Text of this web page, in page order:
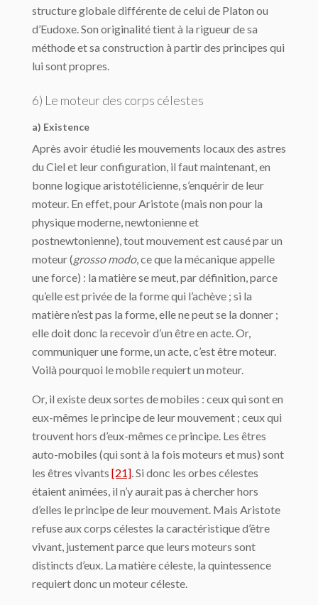
structure globale différente de celui de Platon ou
d’Eudoxe. Son originalité tient à la rigueur de sa
méthode et sa construction à partir des principes qui
lui sont propres.
6) Le moteur des corps célestes
a) Existence
Après avoir étudié les mouvements locaux des astres
du Ciel et leur configuration, il faut maintenant, en
bonne logique aristotélicienne, s’enquérir de leur
moteur. En effet, pour Aristote (mais non pour la
physique moderne, newtonienne et
postnewtonienne), tout mouvement est causé par un
moteur (grosso modo, ce que la mécanique appelle
une force) : la matière se meut, par définition, parce
qu’elle est privée de la forme qui l’achève ; si la
matière n’est pas la forme, elle ne peut se la donner ;
elle doit donc la re­cevoir d’un être en acte. Or,
communiquer une forme, un acte, c’est être moteur.
Voilà pourquoi le mobile requiert un moteur.
Or, il existe deux sortes de mobiles : ceux qui sont en
eux-mêmes le principe de leur mouvement ; ceux qui
trouvent hors d’eux-mêmes ce principe. Les êtres
auto-mobiles (qui sont à la fois moteurs et mus) sont
les êtres vivants [21]. Si donc les orbes célestes
étaient animées, il n’y aurait pas à chercher hors
d’elles le principe de leur mouvement. Mais Aristote
refuse aux corps célestes la caractéristique d’être
vivant, justement parce que leurs moteurs sont
distincts d’eux. La matière céleste, la quintessence
requiert donc un moteur céleste.